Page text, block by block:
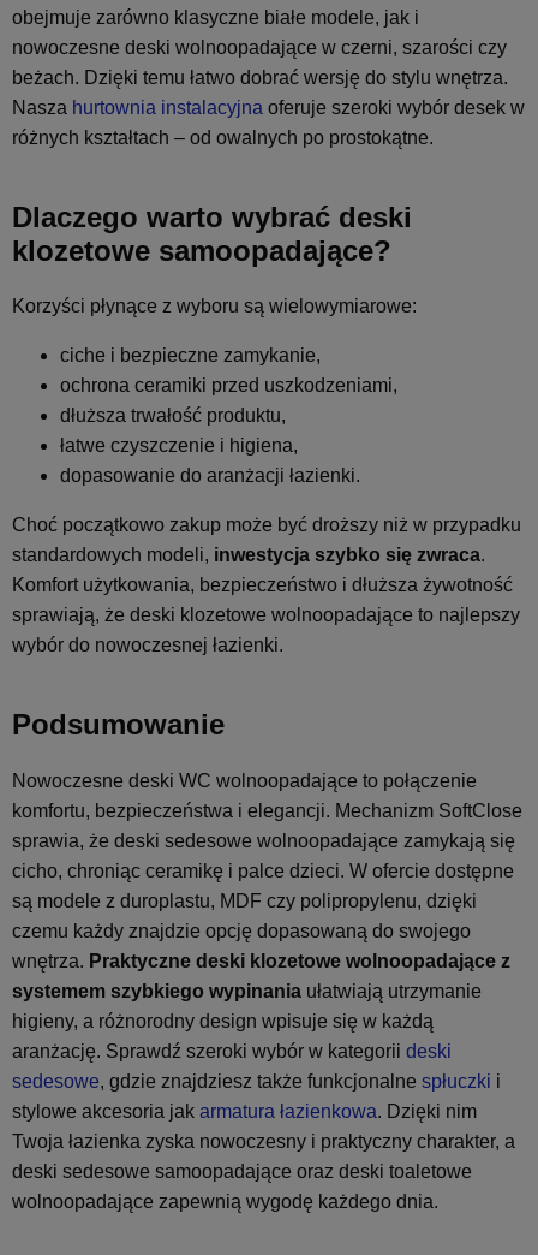
obejmuje zarówno klasyczne białe modele, jak i
nowoczesne deski wolnoopadające w czerni, szarości czy
beżach. Dzięki temu łatwo dobrać wersję do stylu wnętrza.
Nasza hurtownia instalacyjna oferuje szeroki wybór desek w
różnych kształtach – od owalnych po prostokątne.
Dlaczego warto wybrać deski
klozetowe samoopadające?
Korzyści płynące z wyboru są wielowymiarowe:
ciche i bezpieczne zamykanie,
ochrona ceramiki przed uszkodzeniami,
dłuższa trwałość produktu,
łatwe czyszczenie i higiena,
dopasowanie do aranżacji łazienki.
Choć początkowo zakup może być droższy niż w przypadku
standardowych modeli, inwestycja szybko się zwraca.
Komfort użytkowania, bezpieczeństwo i dłuższa żywotność
sprawiają, że deski klozetowe wolnoopadające to najlepszy
wybór do nowoczesnej łazienki.
Podsumowanie
Nowoczesne deski WC wolnoopadające to połączenie
komfortu, bezpieczeństwa i elegancji. Mechanizm SoftClose
sprawia, że deski sedesowe wolnoopadające zamykają się
cicho, chroniąc ceramikę i palce dzieci. W ofercie dostępne
są modele z duroplastu, MDF czy polipropylenu, dzięki
czemu każdy znajdzie opcję dopasowaną do swojego
wnętrza. Praktyczne deski klozetowe wolnoopadające z
systemem szybkiego wypinania ułatwiają utrzymanie
higieny, a różnorodny design wpisuje się w każdą
aranżację. Sprawdź szeroki wybór w kategorii deski
sedesowe, gdzie znajdziesz także funkcjonalne spłuczki i
stylowe akcesoria jak armatura łazienkowa. Dzięki nim
Twoja łazienka zyska nowoczesny i praktyczny charakter, a
deski sedesowe samoopadające oraz deski toaletowe
wolnoopadające zapewnią wygodę każdego dnia.